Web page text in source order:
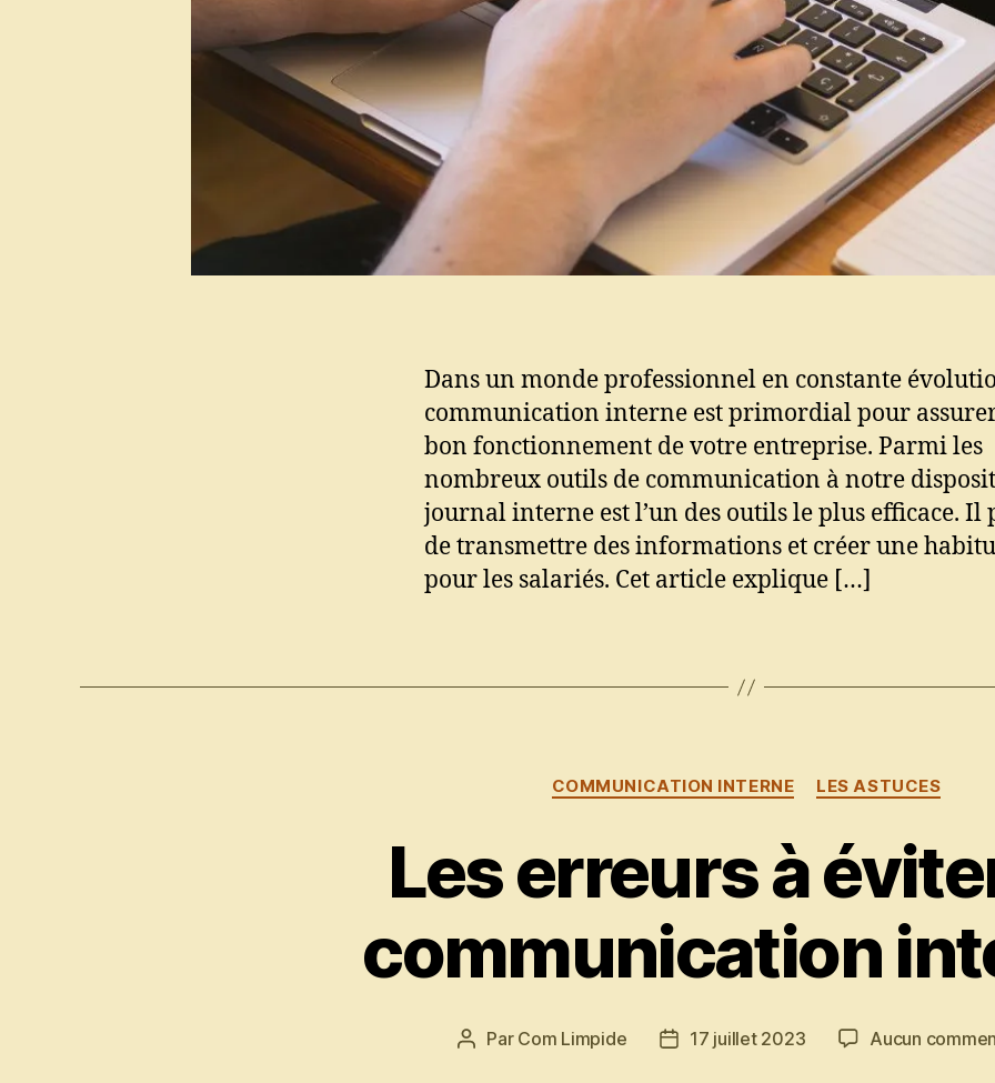
Dans un monde professionnel en constante
communication interne est primordial pour
bon fonctionnement de votre entreprise. Parmi les
nombreux outils de communication à notre
journal interne est l’un des outils le plus efficace. Il
de transmettre des informations et créer une
pour les salariés. Cet article explique […]
Catégories
COMMUNICATION INTERNE LES ASTUCES
Les erreurs à
communication
Auteur
Par Com Limpide
Date17 juillet 2023 Aucun